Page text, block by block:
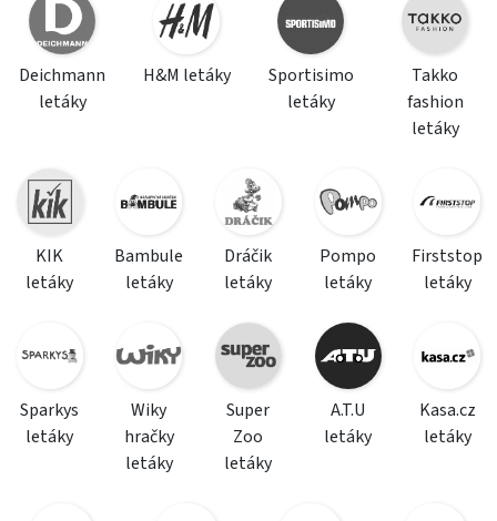
Deichmann
letáky
H&M letáky
Sportisimo
letáky
Takko
fashion
letáky
KIK
letáky
Bambule
letáky
Dráčik
letáky
Pompo
letáky
Firststop
letáky
Sparkys
letáky
Wiky
hračky
letáky
Super
Zoo
letáky
A.T.U
letáky
Kasa.cz
letáky